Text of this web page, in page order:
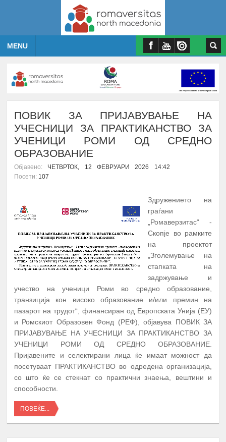
MENU
ПОВИК ЗА ПРИЈАВУВАЊЕ НА
УЧЕСНИЦИ ЗА ПРАКТИКАНСТВО ЗА
УЧЕНИЦИ РОМИ ОД СРЕДНО
ОБРАЗОВАНИЕ
Објавено: ЧЕТВРТОК, 12 ФЕВРУАРИ 2026 14:42
Посети: 107
Здружението на
граѓани
„Ромаверзитас“ -
Скопје во рамките
на проектот
„Зголемување на
стапката на
задржување и
учество на ученици Роми во средно образование,
транзиција кон високо образование и/или премин на
пазарот на трудот“, финансиран од Европската Унија (ЕУ)
и Ромскиот Образовен Фонд (РЕФ), објавува ПОВИК ЗА
ПРИЈАВУВАЊЕ НА УЧЕСНИЦИ ЗА ПРАКТИКАНСТВО ЗА
УЧЕНИЦИ РОМИ ОД СРЕДНО ОБРАЗОВАНИЕ.
Пријавените и селектирани лица ќе имаат можност да
посетуваат ПРАКТИКАНСТВО во одредена организација,
со што ќе се стекнат со практични знаења, вештини и
способности.
ПОВЕЌЕ...